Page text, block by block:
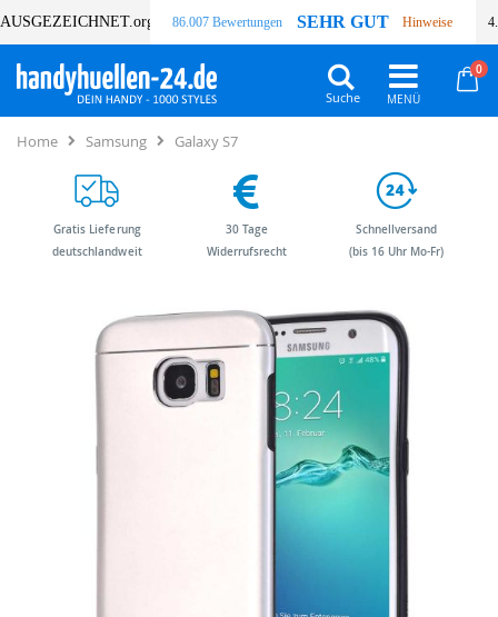
AUSGEZEICHNET.org 86.007 Bewertungen SEHR GUT Hinweise
0
Suche
Home Samsung Galaxy S7
Bildergalerie
Bildergalerie
Gratis Lieferung
deutschlandweit
30 Tage
Widerrufsrecht
Schnellversand
(bis 16 Uhr Mo-Fr)